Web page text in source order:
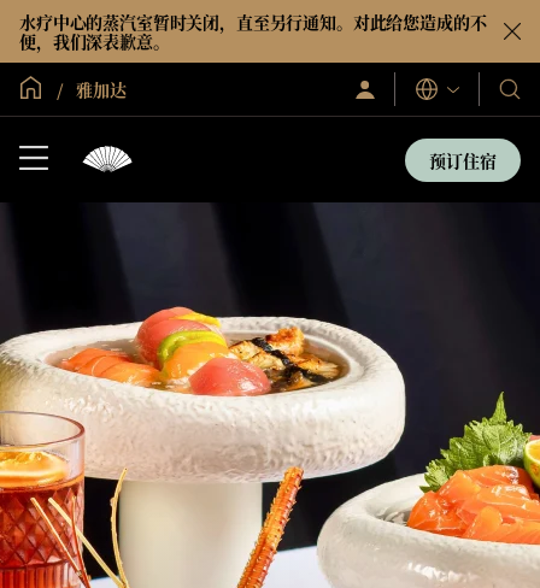
水疗中心的蒸汽室暂时关闭，直至另行通知。对此给您造成的不
便，我们深表歉意。
全球首页
雅加达
登
录/
语
言
我
们
的
酒
预订住宿